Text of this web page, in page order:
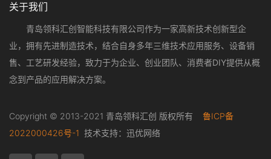
关于我们
青岛领科汇创智能科技有限公司作为一家高新技术创新型企
业，拥有先进制造技术，结合自身多年三维技术应用服务、设备销
售、工艺研发经验，致力于为企业、创业团队、消费者DIY提供从概
念到产品的应用解决方案。
Copyright © 2013-2021 青岛领科汇创 版权所有 鲁ICP备
2022000426号-1 技术支持： 迅优网络